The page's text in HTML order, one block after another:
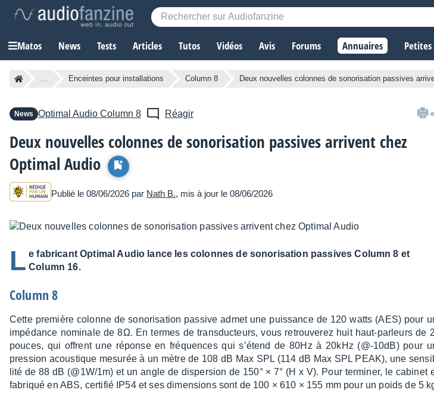
Matos News Tests Articles Tutos Vidéos Avis Forums Annuaires
... Enceintes pour installations Column 8 Deux nouvelles colonnes de sonorisation passives
News Optimal Audio Column 8 Réagir
Deux nouvelles colonnes de sonorisation passives arrivent chez
Optimal Audio
Publié le 08/06/2026 par Nath B., mis à jour le 08/06/2026
L e fabricant Optimal Audio lance les colonnes de sonorisation passives Column 8 et
Column 16.
Column 8
Cette première colonne de sono­ri­sa­tion passive admet une puis­sance de 120 watts (AES) pour
impé­dance nomi­nale de 8Ω. En termes de trans­duc­teurs, vous retrou­ve­rez huit haut-parleurs de
pouces, qui offrent une réponse en fréquences qui s’étend de 80Hz à 20kHz (@-10dB) pour
pres­sion acous­tique mesu­rée à un mètre de 108 dB Max SPL (114 dB Max SPL PEAK), une
lité de 88 dB (@1W/1m) et un angle de disper­sion de 150° × 7° (H x V). Pour termi­ner, le cabi­net
fabriqué en ABS, certi­fié IP54 et ses dimen­sions sont de 100 × 610 × 155 mm pour un poids de 5